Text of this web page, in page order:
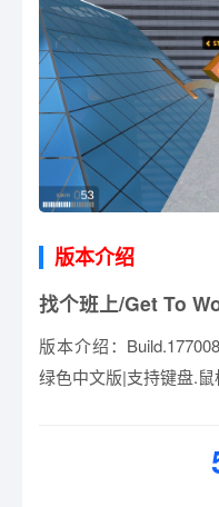
版本介绍
找个班上/Get To
版本介绍：
绿色中文版|支持键盘.